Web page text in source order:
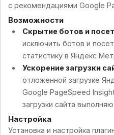
с рекомендациями Google
Возможности
Скрытие ботов и
исключить ботов и
статистику в Яндекс
Ускорение загрузки
отложенной загрузке
Google PageSpeed
загрузки сайта
Настройка
Установка и настройка